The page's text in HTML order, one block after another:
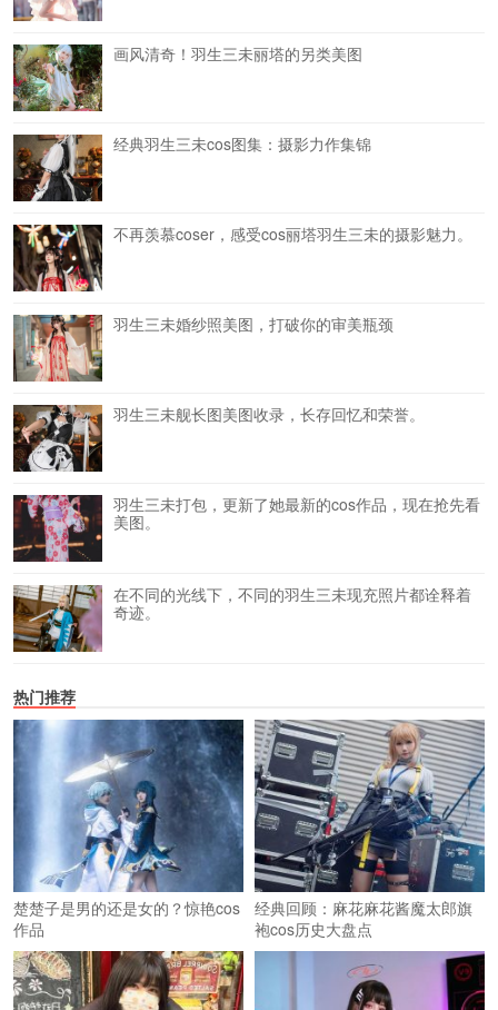
画风清奇！羽生三未丽塔的另类美图
经典羽生三未cos图集：摄影力作集锦
不再羡慕coser，感受cos丽塔羽生三未的摄影魅力。
羽生三未婚纱照美图，打破你的审美瓶颈
羽生三未舰长图美图收录，长存回忆和荣誉。
羽生三未打包，更新了她最新的cos作品，现在抢先看
美图。
在不同的光线下，不同的羽生三未现充照片都诠释着
奇迹。
热门推荐
楚楚子是男的还是女的？惊艳cos
作品
经典回顾：麻花麻花酱魔太郎旗
袍cos历史大盘点